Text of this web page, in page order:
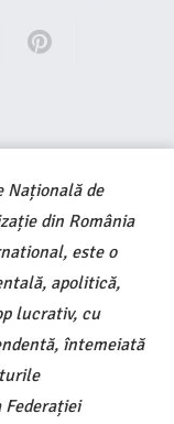
Națională de
din România
este o
apolitică,
lucrativ, cu
întemeiată